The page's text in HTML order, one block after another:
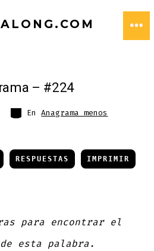
– #224
Categorías
EnAnagrama menos
RESPUESTAS IMPRIMIR
para encontrar el
de esta palabra.